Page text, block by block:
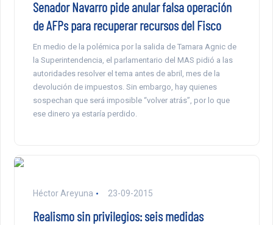
Senador Navarro pide anular falsa operación
de AFPs para recuperar recursos del Fisco
En medio de la polémica por la salida de Tamara Agnic de
la Superintendencia, el parlamentario del MAS pidió a las
autoridades resolver el tema antes de abril, mes de la
devolución de impuestos. Sin embargo, hay quienes
sospechan que será imposible “volver atrás”, por lo que
ese dinero ya estaría perdido.
Héctor Areyuna 23-09-2015
Realismo sin privilegios: seis medidas